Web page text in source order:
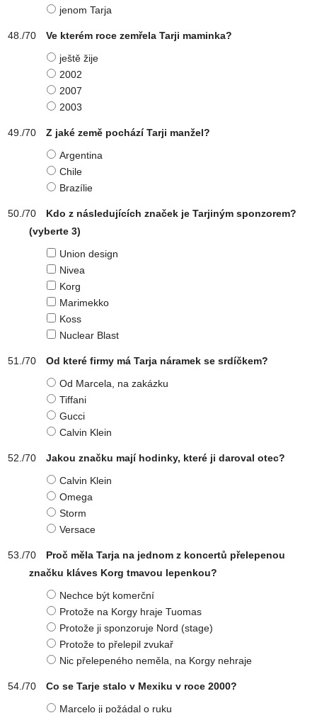
jenom Tarja
Ve kterém roce zemřela Tarji maminka?
ještě žije
2002
2007
2003
Z jaké země pochází Tarji manžel?
Argentina
Chile
Brazílie
Kdo z následujících značek je Tarjiným sponzorem?
(vyberte 3)
Union design
Nivea
Korg
Marimekko
Koss
Nuclear Blast
Od které firmy má Tarja náramek se srdíčkem?
Od Marcela, na zakázku
Tiffani
Gucci
Calvin Klein
Jakou značku mají hodinky, které ji daroval otec?
Calvin Klein
Omega
Storm
Versace
Proč měla Tarja na jednom z koncertů přelepenou
značku kláves Korg tmavou lepenkou?
Nechce být komerční
Protože na Korgy hraje Tuomas
Protože ji sponzoruje Nord (stage)
Protože to přelepil zvukař
Nic přelepeného neměla, na Korgy nehraje
Co se Tarje stalo v Mexiku v roce 2000?
Marcelo ji požádal o ruku